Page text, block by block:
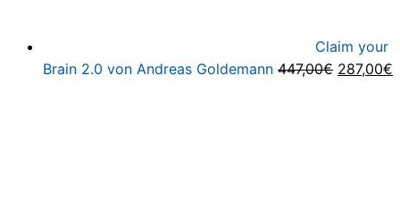
Claim your
Brain 2.0 von Andreas Goldemann 447,00€ 287,00€